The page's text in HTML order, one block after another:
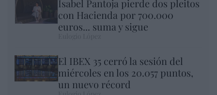
Isabel Pantoja pierde dos pleitos
con Hacienda por 700.000
euros... suma y sigue
El IBEX 35 cerró la sesión del
miércoles en los 20.057 puntos,
un nuevo récord